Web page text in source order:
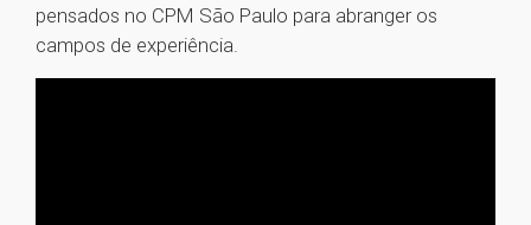
pensados no CPM São Paulo para abranger os
campos de experiência.